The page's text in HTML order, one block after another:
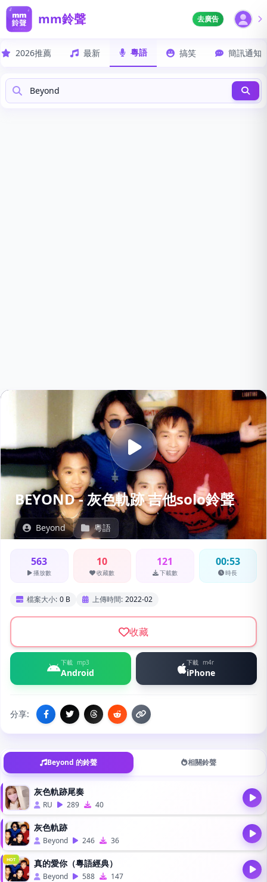
mm鈴聲 去廣告
2026推薦 最新 粵語 搞笑 簡訊通知
BEYOND - 灰色軌跡 吉他solo鈴聲
Beyond 粵語
563
播放數
10
收藏數
121
下載數
00:53
時長
檔案大小: 0 B 上傳時間: 2022-02
收藏
下載 mp3
Android
下載 m4r
iPhone
分享:
Beyond 的鈴聲 相關鈴聲
灰色軌跡尾奏
RU 289 40
灰色軌跡
Beyond 246 36
HOT 真的愛你（粵語經典）
Beyond 588 147